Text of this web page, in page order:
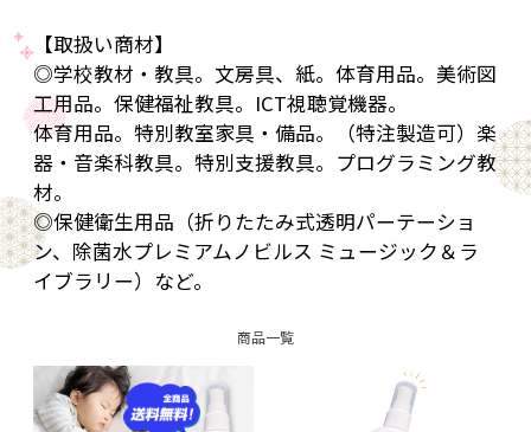
【取扱い商材】
◎学校教材・教具。文房具、紙。体育用品。美術図
工用品。保健福祉教具。ICT視聴覚機器。
体育用品。特別教室家具・備品。（特注製造可）楽
器・音楽科教具。特別支援教具。プログラミング教
材。
◎保健衛生用品（折りたたみ式透明パーテーショ
ン、除菌水プレミアムノビルス ミュージック＆ラ
イブラリー）など。
商品一覧